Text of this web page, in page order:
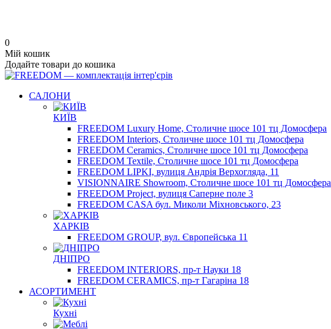
0
Мій кошик
Додайте товари до кошика
САЛОНИ
КИЇВ
FREEDOM Luxury Home, Столичне шосе 101 тц Домосфера
FREEDOM Interiors, Столичне шосе 101 тц Домосфера
FREEDOM Ceramics, Столичне шосе 101 тц Домосфера
FREEDOM Textile, Столичне шосе 101 тц Домосфера
FREEDOM LIPKI, вулиця Андрія Верхогляда, 11
VISIONNAIRE Showroom, Столичне шосе 101 тц Домосфера
FREEDOM Project, вулиця Саперне поле 3
FREEDOM CASA бул. Миколи Міхновського, 23
ХАРКІВ
FREEDOM GROUP, вул. Європейська 11
ДНІПРО
FREEDOM INTERIORS, пр-т Науки 18
FREEDOM CERAMICS, пр-т Гагаріна 18
АСОРТИМЕНТ
Кухні